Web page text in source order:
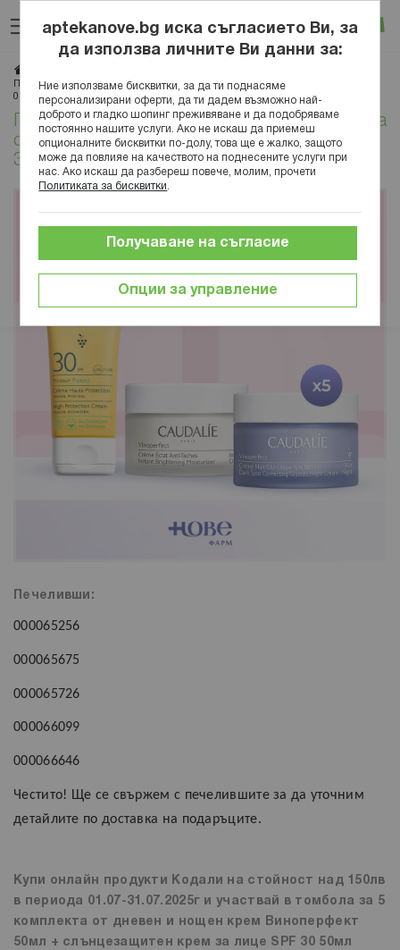
към
съдържанието
Вход
Печеливши!Купи онлайн продукти Кодали на стойност над 150лв в периода
01.07-31.07.25 и участвай в томбола за 5 рутини
Печеливши!Купи онлайн продукти Кодали на
стойност над 150лв в периода 01.07-
31.07.25 и участвай в томбола за 5 рутини
Печеливши:
000065256
000065675
000065726
000066099
000066646
Честито! Ще се свържем с печелившите за да уточним
детайлите по доставка на подаръците.
Купи онлайн продукти Кодали на стойност над 150лв
в периода 01.07-31.07.2025г и участвай в томбола за 5
комплекта от дневен и нощен крем Виноперфект
50мл + слънцезащитен крем за лице SPF 30 50мл
aptekanove.bg иска съгласието Ви, за
да използва личните Ви данни за:
Ние използваме бисквитки, за да ти поднасяме
персонализирани оферти, да ти дадем възможно най-
доброто и гладко шопинг преживяване и да подобряваме
постоянно нашите услуги. Ако не искаш да приемеш
опционалните бисквитки по-долу, това ще е жалко, защото
може да повлияе на качеството на поднесените услуги при
нас. Ако искаш да разбереш повече, молим, прочети
Политиката за бисквитки
Опции за управление
Получаване на съгласие